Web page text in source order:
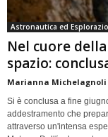
Astronautica ed
Nel cuore
spazio:
Marianna Michelagnoli
Si è conclusa a fine
addestramento che
attraverso un'intensa